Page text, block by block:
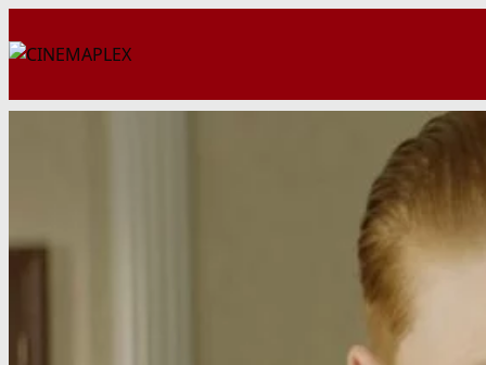
к